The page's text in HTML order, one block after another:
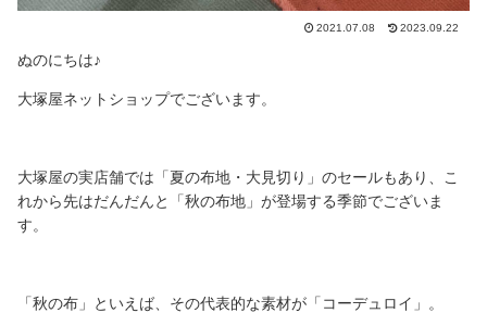
2021.07.08 2023.09.22
ぬのにちは♪
大塚屋ネットショップでございます。
大塚屋の実店舗では「夏の布地・大見切り」のセールもあり、こ
れから先はだんだんと「秋の布地」が登場する季節でございま
す。
「秋の布」といえば、その代表的な素材が「コーデュロイ」。